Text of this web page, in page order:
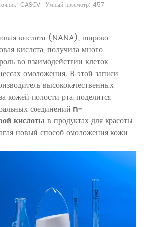
CASOV Умный просмотр: 457
кислота (NANA), широко
кислота, получила много
во взаимодействии клеток,
омоложения. В этой записи
высококачественных
кожей полости рта, поделится
соединений n-
кислоты в продуктах для красоты
новый способ омоложения кожи